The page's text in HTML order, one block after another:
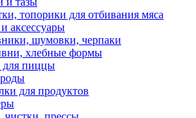
контейнеры, ланч-боксы
из нержавеющей стали
для кухонной посуды
поварские
для пиццы
для специй